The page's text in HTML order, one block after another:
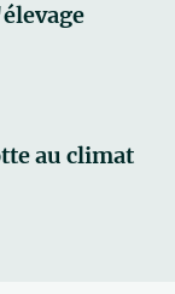
au climat